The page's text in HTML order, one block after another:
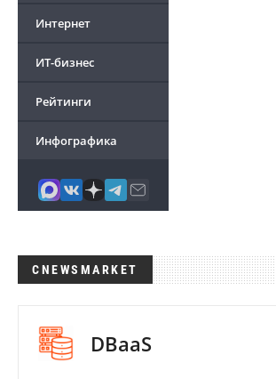
Интернет
ИТ-бизнес
Рейтинги
Инфографика
CNEWSMARKET
DBaaS